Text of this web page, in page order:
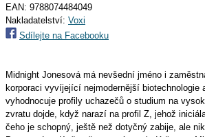
EAN: 9788074484049
Nakladatelství: Voxi
Sdílejte na Facebooku
Midnight Jonesová má nevšední jméno i
korporaci vyvíjející nejmodernější biotechnologie
vyhodnocuje profily uchazečů o studium na
zvratu dojde, když narazí na profil Z, jehož
čeho je schopný, ještě než dotyčný zabije, ale